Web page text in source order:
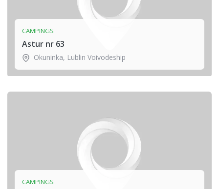
CAMPINGS
Astur nr 63
Okuninka, Lublin Voivodeship
CAMPINGS